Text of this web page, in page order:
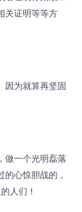
关证明等等方
为就算再坚固
一个光明磊落
心惊胆战的，
人们！